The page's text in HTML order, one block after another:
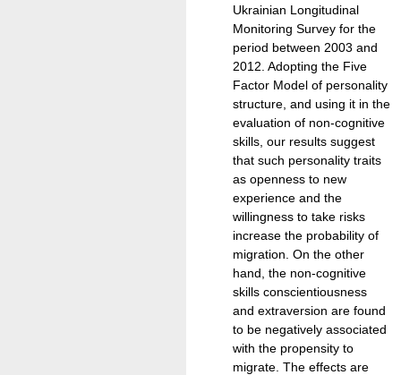
Ukrainian Longitudinal
Monitoring Survey for the
period between 2003 and
2012. Adopting the Five
Factor Model of personality
structure, and using it in the
evaluation of non-cognitive
skills, our results suggest
that such personality traits
as openness to new
experience and the
willingness to take risks
increase the probability of
migration. On the other
hand, the non-cognitive
skills conscientiousness
and extraversion are found
to be negatively associated
with the propensity to
migrate. The effects are